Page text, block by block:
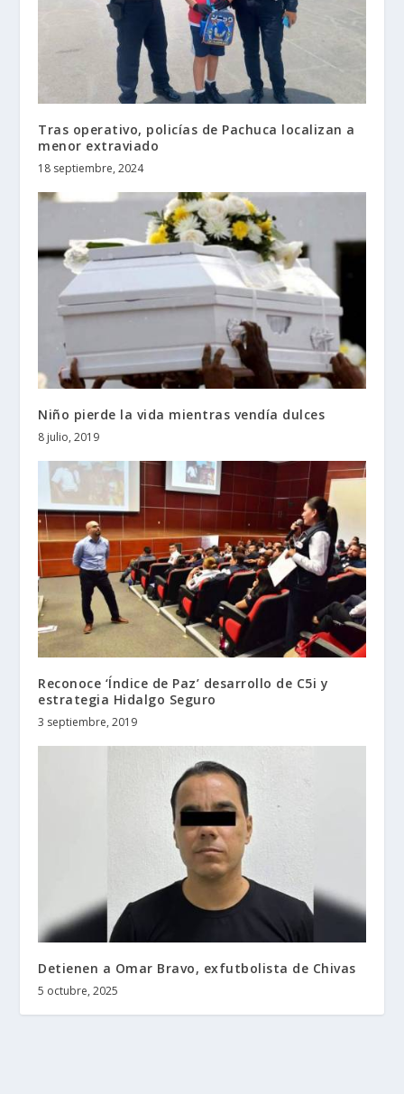
Tras operativo, policías de Pachuca localizan a
menor extraviado
18 septiembre, 2024
Niño pierde la vida mientras vendía dulces
8 julio, 2019
Reconoce ‘Índice de Paz’ desarrollo de C5i y
estrategia Hidalgo Seguro
3 septiembre, 2019
Detienen a Omar Bravo, exfutbolista de Chivas
5 octubre, 2025